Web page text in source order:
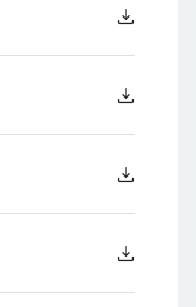
download
download
download
download